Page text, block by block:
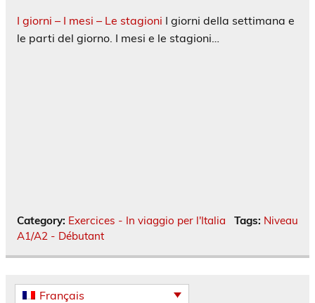
I giorni – I mesi – Le stagioni I giorni della settimana e
le parti del giorno. I mesi e le stagioni…
Category: Exercices - In viaggio per l'Italia Tags: Niveau
A1/A2 - Débutant
Français